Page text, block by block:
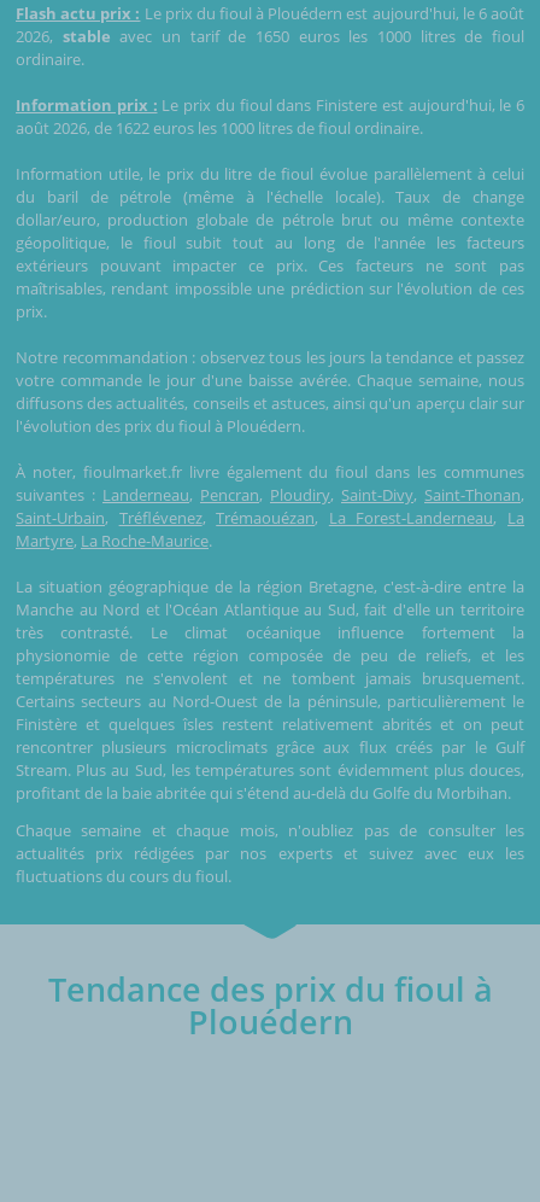
Flash actu prix : Le prix du fioul à Plouédern est aujourd'hui, le 6 août
2026, stable avec un tarif de 1650 euros les 1000 litres de fioul
ordinaire.
Information prix : Le prix du fioul dans Finistere est aujourd'hui, le 6
août 2026, de 1622 euros les 1000 litres de fioul ordinaire.
Information utile, le prix du litre de fioul évolue parallèlement à celui
du baril de pétrole (même à l'échelle locale). Taux de change
dollar/euro, production globale de pétrole brut ou même contexte
géopolitique, le fioul subit tout au long de l'année les facteurs
extérieurs pouvant impacter ce prix. Ces facteurs ne sont pas
maîtrisables, rendant impossible une prédiction sur l'évolution de ces
prix.
Notre recommandation : observez tous les jours la tendance et passez
votre commande le jour d'une baisse avérée. Chaque semaine, nous
diffusons des actualités, conseils et astuces, ainsi qu'un aperçu clair sur
l'évolution des prix du fioul à Plouédern.
À noter, fioulmarket.fr livre également du fioul dans les communes
suivantes : Landerneau, Pencran, Ploudiry, Saint-Divy, Saint-Thonan,
Saint-Urbain, Tréflévenez,Trémaouézan, La Forest-Landerneau, La
Martyre, La Roche-Maurice.
La situation géographique de la région Bretagne, c'est-à-dire entre la
Manche au Nord et l'Océan Atlantique au Sud, fait d'elle un territoire
très contrasté. Le climat océanique influence fortement la
physionomie de cette région composée de peu de reliefs, et les
températures ne s'envolent et ne tombent jamais brusquement.
Certains secteurs au Nord-Ouest de la péninsule, particulièrement le
Finistère et quelques îsles restent relativement abrités et on peut
rencontrer plusieurs microclimats grâce aux flux créés par le Gulf
Stream. Plus au Sud, les températures sont évidemment plus douces,
profitant de la baie abritée qui s'étend au-delà du Golfe du Morbihan.
Chaque semaine et chaque mois, n'oubliez pas de consulter les
actualités prix rédigées par nos experts et suivez avec eux les
fluctuations du cours du fioul.
Tendance des prix du fioul à
Plouédern